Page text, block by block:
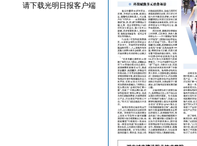
请下载光明日报客户端